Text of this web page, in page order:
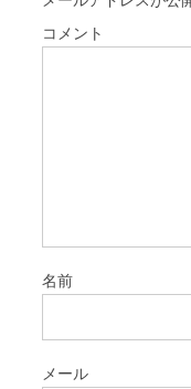
コメント
名前
メール